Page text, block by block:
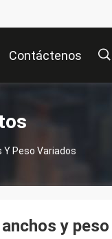
Contáctenos
Y Peso Variados
y